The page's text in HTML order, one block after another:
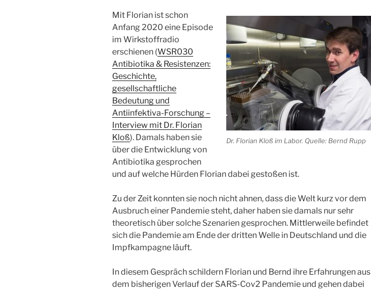
Dr. Florian Kloß im Labor. Quelle: Bernd Rupp
Mit Florian ist schon
Anfang 2020 eine Episode
im Wirkstoffradio
erschienen (WSR030
Antibiotika & Resistenzen:
Geschichte,
gesellschaftliche
Bedeutung und
Antiinfektiva-Forschung –
Interview mit Dr. Florian
Kloß). Damals haben sie
über die Entwicklung von
Antibiotika gesprochen
und auf welche Hürden Florian dabei gestoßen ist.
Zu der Zeit konnten sie noch nicht ahnen, dass die Welt kurz vor dem
Ausbruch einer Pandemie steht, daher haben sie damals nur sehr
theoretisch über solche Szenarien gesprochen. Mittlerweile befindet
sich die Pandemie am Ende der dritten Welle in Deutschland und die
Impfkampagne läuft.
In diesem Gespräch schildern Florian und Bernd ihre Erfahrungen aus
dem bisherigen Verlauf der SARS-Cov2 Pandemie und gehen dabei